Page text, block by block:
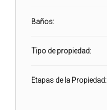
Baños:
Tipo de propiedad:
Etapas de la Propiedad: